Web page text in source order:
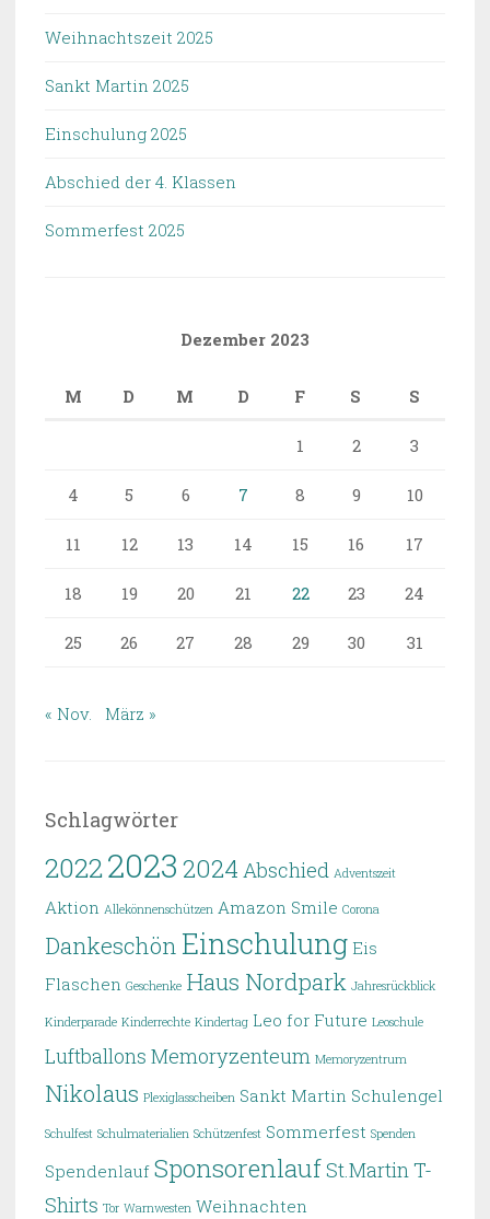
Weihnachtszeit 2025
Sankt Martin 2025
Einschulung 2025
Abschied der 4. Klassen
Sommerfest 2025
Dezember 2023
M D M D F S S
1 2 3
4 5 6 7 8 9 10
11 12 13 14 15 16 17
18 19 20 21 22 23 24
25 26 27 28 29 30 31
« Nov. März »
Schlagwörter
20222023 2024 Abschied Adventszeit
Aktion Allekönnenschützen Amazon Smile Corona
Dankeschön Einschulung Eis
Flaschen Geschenke Haus Nordpark Jahresrückblick
Kinderparade Kinderrechte Kindertag Leo for Future Leoschule
Luftballons Memoryzenteum Memoryzentrum
Nikolaus Plexiglasscheiben Sankt Martin Schulengel
Schulfest Schulmaterialien Schützenfest Sommerfest Spenden
Spendenlauf SponsorenlaufSt.MartinT-
Shirts Tor Warnwesten Weihnachten